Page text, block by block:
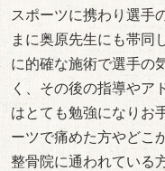
スポーツに携わり選手
まに奥原先生にも帯同
に的確な施術で選手の
く、その後の指導やア
はとても勉強になりお
ーツで痛めた方やどこ
整骨院に通われている